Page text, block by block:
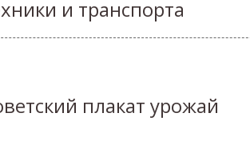
и транспорта
плакат урожай